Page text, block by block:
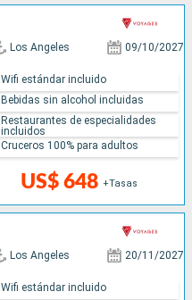
Los Angeles 09/10/2027
US$ 648 +Tasas
Wifi estándar incluido
Bebidas sin alcohol incluidas
Restaurantes de especialidades
incluidos
Cruceros 100% para adultos
Los Angeles 20/11/2027
Wifi estándar incluido